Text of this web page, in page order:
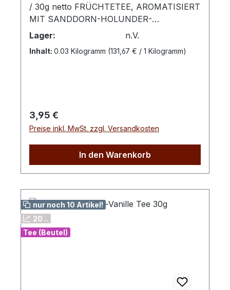
/ 30g netto FRÜCHTETEE, AROMATISIERT
MIT SANDDORN-HOLUNDER-
GESCHMACKZubereitung: Pro Tasse 1
Aufgussbeutel mit kochendem Wasser
übergießen und 5 -10 Minuten ziehen
Holunderbeeren, Karottenstücke, Rote
Beete, Sanddornbeeren
Lager: n.V.
Inhalt: 0.03 Kilogramm (131,67 € / 1 Kilogramm)
Regulärer Preis:
3,95 €
Preise inkl. MwSt. zzgl. Versandkosten
In den Warenkorb
nur noch 10 Artikel!
20 ..
Tee (Beutel)